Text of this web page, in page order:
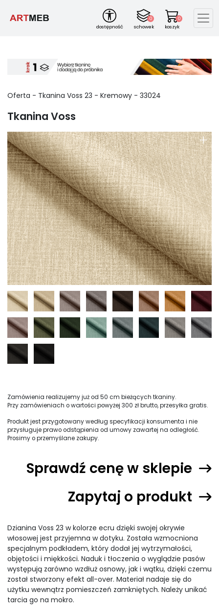
dostępność
0
schowek
0
koszyk
Oferta - Tkanina Voss 23 - Kremowy - 33024
Tkanina Voss
+
Zamówienia realizujemy już od 50 cm bieżących tkaniny.
Przy zamówieniach o wartości powyżej 300 zł brutto, przesyłka gratis.
Produkt jest przygotowany według specyfikacji konsumenta i nie
przysługuje prawo odstąpienia od umowy zawartej na odległość.
Prosimy o przemyślane zakupy.
Sprawdź cenę w sklepie
Zapytaj o produkt
Dzianina Voss 23 w kolorze ecru dzięki swojej okrywie
włosowej jest przyjemna w dotyku. Została wzmocniona
specjalnym podkładem, który dodał jej wytrzymałości,
objętości i miękkości. Naduk i tłoczenia o wyglądzie pasów
występują zarówno wzdłuż osnowy, jak i wątku, dzięki czemu
został stworzony efekt all-over. Materiał nadaje się do
użytku wewnątrz pomieszczeń zamkniętych. Należy unikać
tarcia go na mokro.